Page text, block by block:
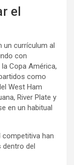
el
un currículum al
con
Copa América,
como
West Ham
River Plate y
en un habitual
competitiva han
del